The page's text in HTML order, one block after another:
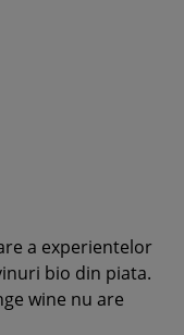
a experientelor
bio din piata.
wine nu are